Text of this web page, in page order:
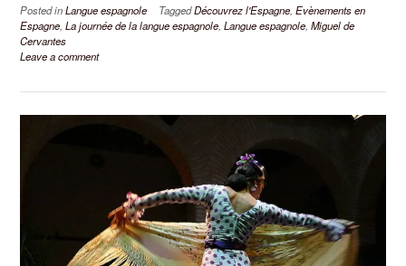
Posted inLangue espagnole TaggedDécouvrez l'Espagne, Evènements en
Espagne, La journée de la langue espagnole, Langue espagnole, Miguel de
Cervantes
Leave a comment